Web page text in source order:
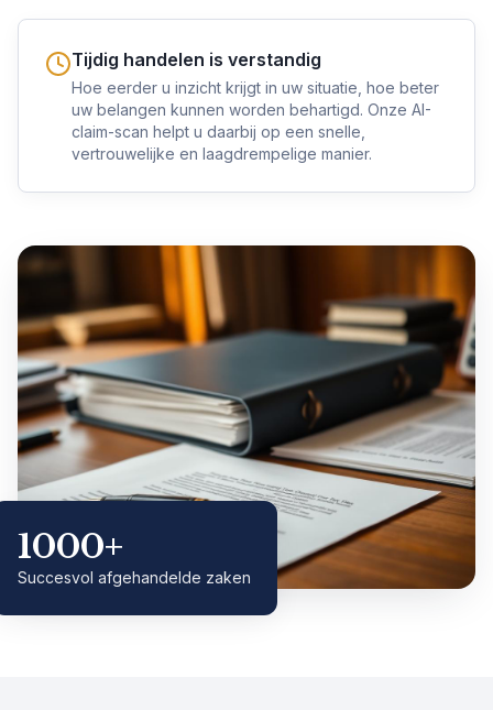
Tijdig handelen is verstandig
Hoe eerder u inzicht krijgt in uw situatie, hoe beter
uw belangen kunnen worden behartigd. Onze AI-
claim-scan helpt u daarbij op een snelle,
vertrouwelijke en laagdrempelige manier.
1000+
Succesvol afgehandelde zaken